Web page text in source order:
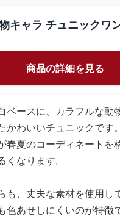
キャラ チュニックワ
商品の詳細を見る
ベースに、カラフルな動
かわいいチュニックです。
春夏のコーディネートを
なります。
も、丈夫な素材を使用し
色あせしにくいのが特徴